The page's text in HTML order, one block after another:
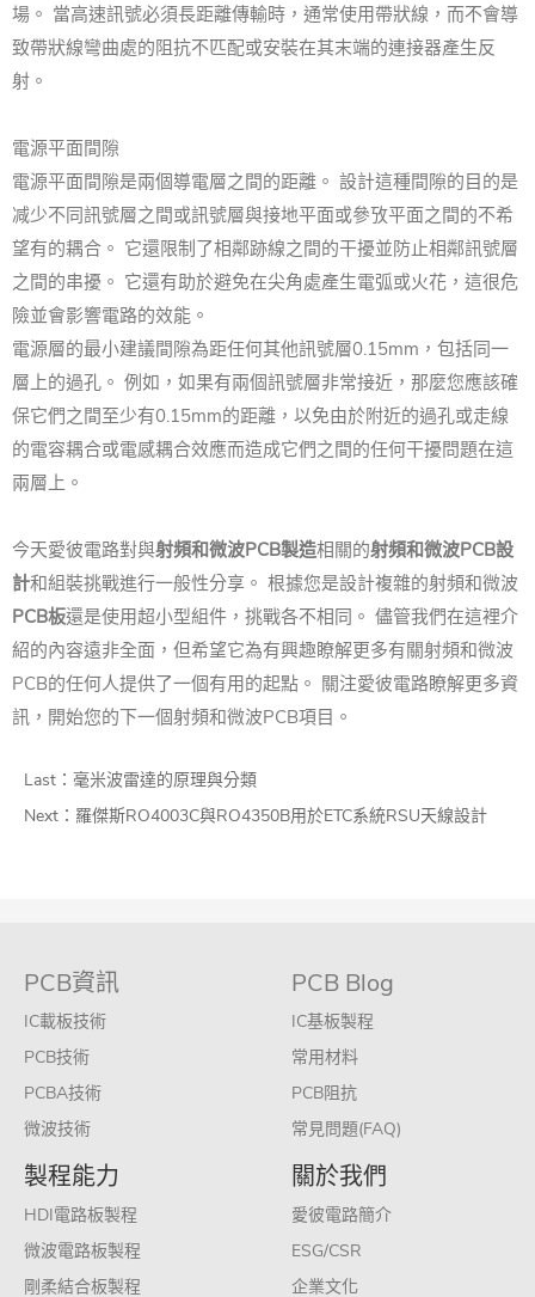
場。 當高速訊號必須長距離傳輸時，通常使用帶狀線，而不會導
致帶狀線彎曲處的阻抗不匹配或安裝在其末端的連接器產生反
射。
電源平面間隙
電源平面間隙是兩個導電層之間的距離。 設計這種間隙的目的是
减少不同訊號層之間或訊號層與接地平面或參攷平面之間的不希
望有的耦合。 它還限制了相鄰跡線之間的干擾並防止相鄰訊號層
之間的串擾。 它還有助於避免在尖角處產生電弧或火花，這很危
險並會影響電路的效能。
電源層的最小建議間隙為距任何其他訊號層0.15mm，包括同一
層上的過孔。 例如，如果有兩個訊號層非常接近，那麼您應該確
保它們之間至少有0.15mm的距離，以免由於附近的過孔或走線
的電容耦合或電感耦合效應而造成它們之間的任何干擾問題在這
兩層上。
今天愛彼電路對與射頻和微波PCB製造相關的射頻和微波PCB設
計和組裝挑戰進行一般性分享。 根據您是設計複雜的射頻和微波
PCB板還是使用超小型組件，挑戰各不相同。 儘管我們在這裡介
紹的內容遠非全面，但希望它為有興趣瞭解更多有關射頻和微波
PCB的任何人提供了一個有用的起點。 關注愛彼電路瞭解更多資
訊，開始您的下一個射頻和微波PCB項目。
Last： 毫米波雷達的原理與分類
Next： 羅傑斯RO4003C與RO4350B用於ETC系統RSU天線設計
PCB資訊
IC載板技術
PCB技術
PCBA技術
微波技術
PCB Blog
IC基板製程
常用材料
PCB阻抗
常見問題(FAQ)
製程能力
HDI電路板製程
微波電路板製程
剛柔結合板製程
關於我們
愛彼電路簡介
ESG/CSR
企業文化